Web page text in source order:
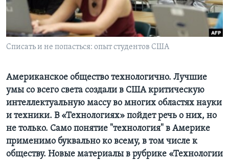
Learning English
СОЦИАЛЬНЫЕ СЕТИ
Языки
Списать и не попасться: опыт студентов США
Американское общество технологично. Лучшие
умы со всего света создали в США критическую
интеллектуальную массу во многих областях науки
и техники. В «Технологиях» пойдет речь о них, но
не только. Само понятие "технология" в Америке
применимо буквально ко всему, в том числе к
обществу. Новые материалы в рубрике «Технологии